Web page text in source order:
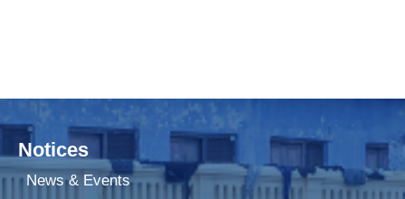
Notices
News & Events